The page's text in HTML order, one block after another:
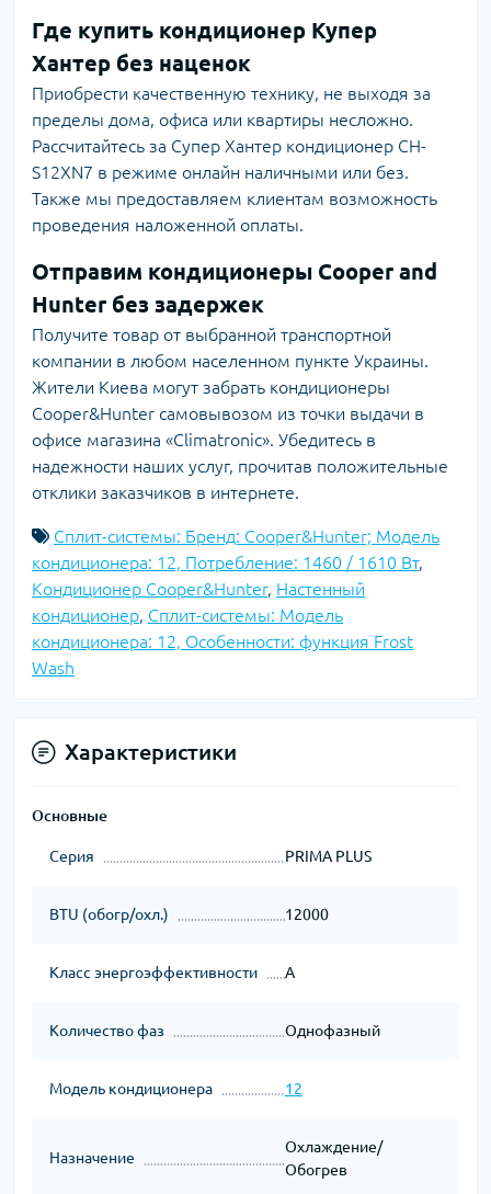
Где купить кондиционер Купер
Хантер без наценок
Приобрести качественную технику, не выходя за
пределы дома, офиса или квартиры несложно.
Рассчитайтесь за Супер Хантер кондиционер CH-
S12XN7 в режиме онлайн наличными или без.
Также мы предоставляем клиентам возможность
проведения наложенной оплаты.
Отправим кондиционеры Cooper and
Hunter без задержек
Получите товар от выбранной транспортной
компании в любом населенном пункте Украины.
Жители Киева могут забрать кондиционеры
Cooper&Hunter самовывозом из точки выдачи в
офисе магазина «Climatronic». Убедитесь в
надежности наших услуг, прочитав положительные
отклики заказчиков в интернете.
Сплит-системы: Бренд: Cooper&Hunter; Модель
кондиционера: 12, Потребление: 1460 / 1610 Вт,
Кондиционер Cooper&Hunter, Настенный
кондиционер Сплит-системы: Модель
кондиционера: 12, Особенности: функция Frost
Wash
Характеристики
Основные
Серия PRIMA PLUS
BTU (обогр/охл.) 12000
Класс энергоэффективности A
Количество фаз Однофазный
Модель кондиционера 12
Назначение
Охлаждение/
Обогрев